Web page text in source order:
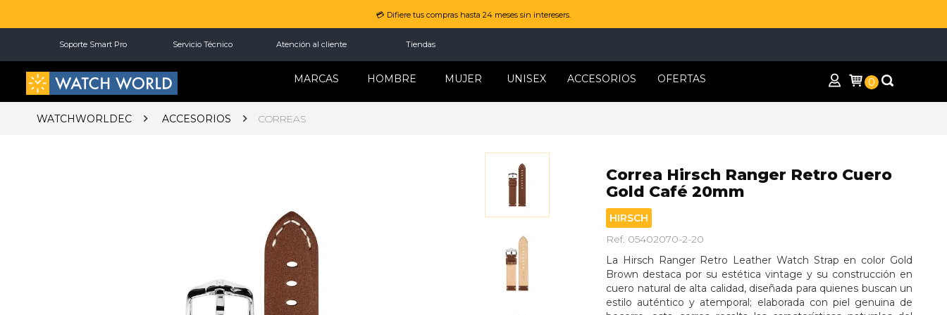
💳 Difiere tus compras hasta 24 meses sin interesers.
Soporte Smart Pro Servicio Técnico Atención al cliente Tiendas
MARCAS HOMBRE MUJER UNISEX ACCESORIOS OFERTAS 0
WATCHWORLDEC ACCESORIOS CORREAS
Correa Hirsch Ranger Retro Cuero
Gold Café 20mm
HIRSCH
Ref. 05402070-2-20
La Hirsch Ranger Retro Leather Watch Strap en color Gold
Brown destaca por su estética vintage y su construcción en
cuero natural de alta calidad, diseñada para quienes buscan un
estilo auténtico y atemporal; elaborada con piel genuina de